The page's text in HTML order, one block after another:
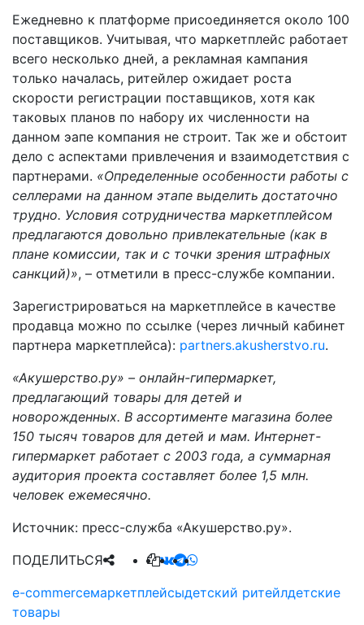
Ежедневно к платформе присоединяется около 100
поставщиков. Учитывая, что маркетплейс работает
всего несколько дней, а рекламная кампания
только началась, ритейлер ожидает роста
скорости регистрации поставщиков, хотя как
таковых планов по набору их численности на
данном эапе компания не строит. Так же и обстоит
дело с аспектами привлечения и взаимодетствия с
партнерами. «Определенные особенности работы с
селлерами на данном этапе выделить достаточно
трудно. Условия сотрудничества маркетплейсом
предлагаются довольно привлекательные (как в
плане комиссии, так и с точки зрения штрафных
санкций)», – отметили в пресс-службе компании.
Зарегистрироваться на маркетплейсе в качестве
продавца можно по ссылке (через личный кабинет
партнера маркетплейса): partners.akusherstvo.ru.
«Акушерство.ру» – онлайн-гипермаркет,
предлагающий товары для детей и
новорожденных. В ассортименте магазина более
150 тысяч товаров для детей и мам. Интернет-
гипермаркет работает с 2003 года, а суммарная
аудитория проекта составляет более 1,5 млн.
человек ежемесячно.
Источник: пресс-служба «Акушерство.ру».
e-commerceмаркетплейсыдетский ритейлдетские
товары
ПОДЕЛИТЬСЯ